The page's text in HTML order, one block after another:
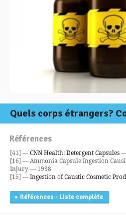
Quels corps étrangers?
Références
[41] —CNN Health: Detergent Capsules—
[16] — Ammonia Capsule Ingestion
Injury — 1998
[15] —Ingestion of Caustic Cosmetic
Références - Liste complète